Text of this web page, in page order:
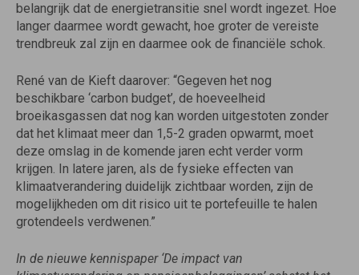
belangrijk dat de energietransitie snel wordt ingezet. Hoe
langer daarmee wordt gewacht, hoe groter de vereiste
trendbreuk zal zijn en daarmee ook de financiële schok.
René van de Kieft daarover: “Gegeven het nog
beschikbare ‘carbon budget’, de hoeveelheid
broeikasgassen dat nog kan worden uitgestoten zonder
dat het klimaat meer dan 1,5-2 graden opwarmt, moet
deze omslag in de komende jaren echt verder vorm
krijgen. In latere jaren, als de fysieke effecten van
klimaatverandering duidelijk zichtbaar worden, zijn de
mogelijkheden om dit risico uit te portefeuille te halen
grotendeels verdwenen.”
In de nieuwe kennispaper ‘De impact van